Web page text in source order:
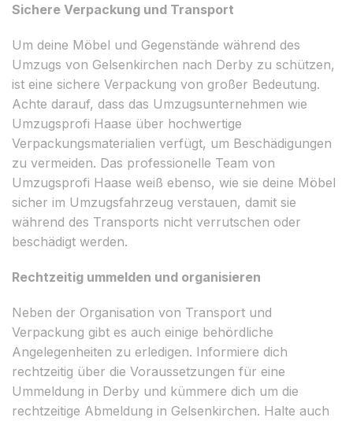
Sichere Verpackung und Transport
Um deine Möbel und Gegenstände während des
Umzugs von Gelsenkirchen nach Derby zu schützen,
ist eine sichere Verpackung von großer Bedeutung.
Achte darauf, dass das Umzugsunternehmen wie
Umzugsprofi Haase über hochwertige
Verpackungsmaterialien verfügt, um Beschädigungen
zu vermeiden. Das professionelle Team von
Umzugsprofi Haase weiß ebenso, wie sie deine Möbel
sicher im Umzugsfahrzeug verstauen, damit sie
während des Transports nicht verrutschen oder
beschädigt werden.
Rechtzeitig ummelden und organisieren
Neben der Organisation von Transport und
Verpackung gibt es auch einige behördliche
Angelegenheiten zu erledigen. Informiere dich
rechtzeitig über die Voraussetzungen für eine
Ummeldung in Derby und kümmere dich um die
rechtzeitige Abmeldung in Gelsenkirchen. Halte auch